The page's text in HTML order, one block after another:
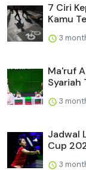
7 Ciri
Kamu
3
Ma'ruf
Syariah
3
Jadwal
Cup
3